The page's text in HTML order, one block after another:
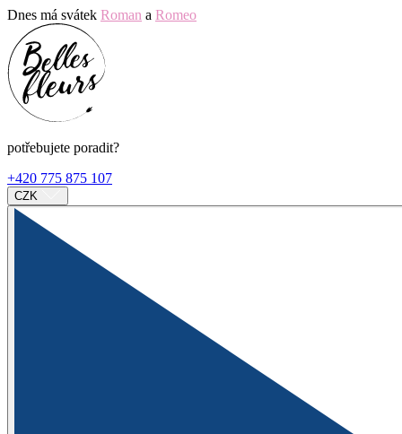
Dnes má svátek Roman a Romeo
potřebujete poradit?
+420 775 875 107
CZK